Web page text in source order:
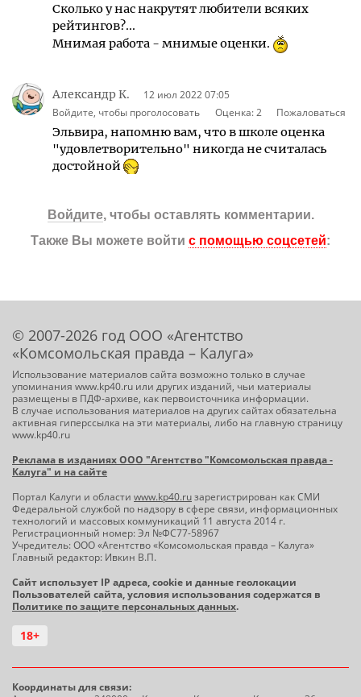
Сколько у нас накрутят любители всяких
рейтингов?...
Мнимая работа - мнимые оценки.
Александр К.
12 июл 2022 07:05
Войдите, чтобы проголосовать
Оценка:2 Пожаловаться
Эльвира, напомню вам, что в школе оценка
"удовлетворительно" никогда не считалась
достойной
Войдите, чтобы оставлять комментарии.
Также Вы можете войти с помощью соцсетей:
© 2007-2026 год ООО «Агентство
«Комсомольская правда – Калуга»
Использование материалов сайта возможно только в случае
упоминания www.kp40.ru или других изданий, чьи материалы
размещены в ПДФ-архиве, как первоисточника информации.
В случае использования материалов на других сайтах обязательна
активная гиперссылка на эти материалы, либо на главную страницу
www.kp40.ru
Реклама в изданиях ООО "Агентство "Комсомольская правда -
Калуга" и на сайте
Портал Калуги и области www.kp40.ruзарегистрирован как СМИ
Федеральной службой по надзору в сфере связи, информационных
технологий и массовых коммуникаций 11 августа 2014 г.
Регистрационный номер: Эл №ФС77-58967
Учредитель: ООО «Агентство «Комсомольская правда – Калуга»
Главный редактор: Ивкин В.П.
Сайт использует IP адреса, cookie и данные геолокации
Пользователей сайта, условия использования содержатся в
Политике по защите персональных данных.
18+
Координаты для связи: